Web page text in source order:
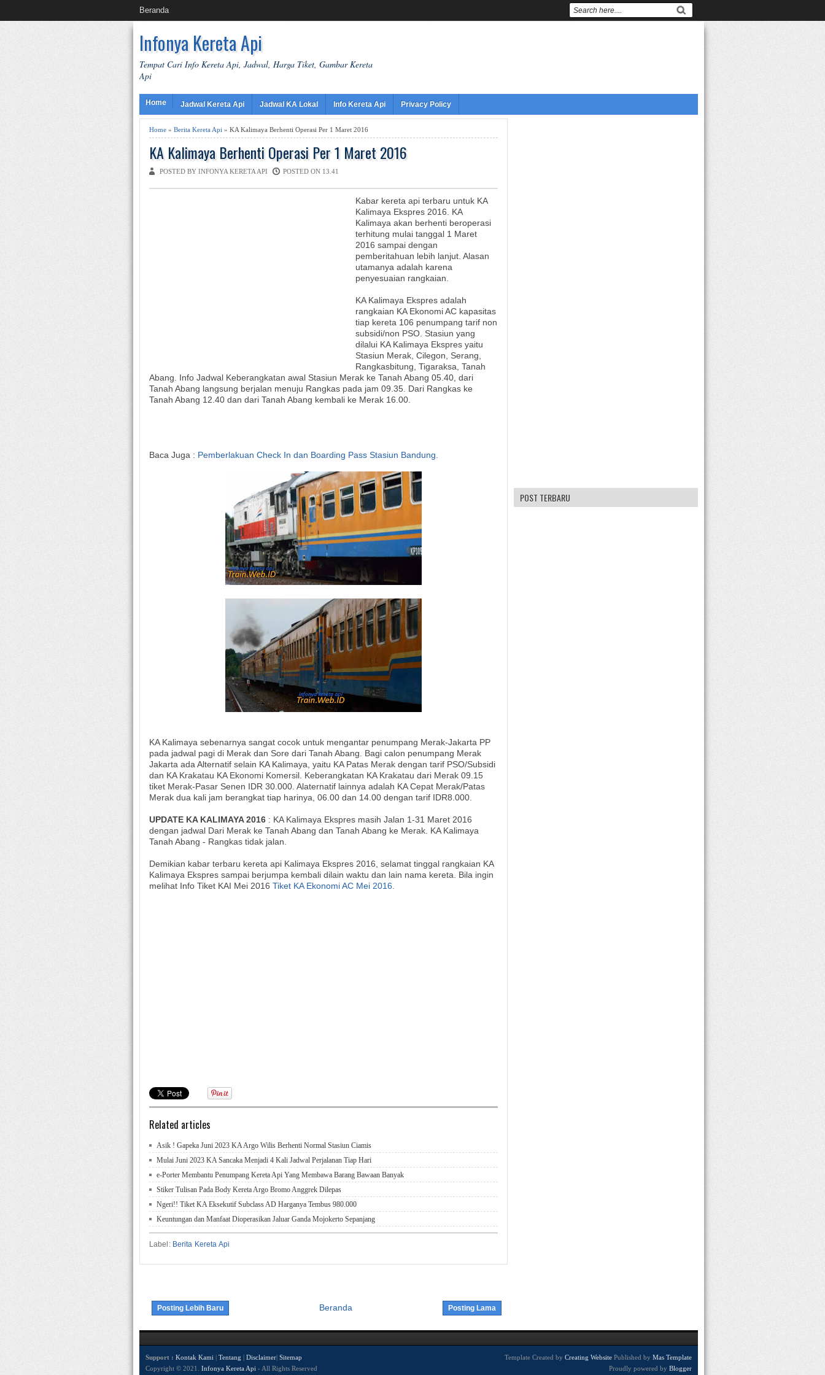
Beranda
Infonya Kereta Api
Tempat Cari Info Kereta Api, Jadwal, Harga Tiket, Gambar Kereta
Api
Home Jadwal Kereta Api Jadwal KA Lokal Info Kereta Api Privacy Policy
Home » Berita Kereta Api » KA Kalimaya Berhenti Operasi Per 1 Maret 2016
KA Kalimaya Berhenti Operasi Per 1 Maret 2016
POSTED BY INFONYA KERETA API POSTED ON 13.41
Kabar kereta api terbaru untuk KA
Kalimaya Ekspres 2016. KA
Kalimaya akan berhenti beroperasi
terhitung mulai tanggal 1 Maret
2016 sampai dengan
pemberitahuan lebih lanjut. Alasan
utamanya adalah karena
penyesuaian rangkaian.
KA Kalimaya Ekspres adalah
rangkaian KA Ekonomi AC kapasitas
tiap kereta 106 penumpang tarif non
subsidi/non PSO. Stasiun yang
dilalui KA Kalimaya Ekspres yaitu
Stasiun Merak, Cilegon, Serang,
Rangkasbitung, Tigaraksa, Tanah
Abang. Info Jadwal Keberangkatan awal Stasiun Merak ke Tanah Abang 05.40, dari
Tanah Abang langsung berjalan menuju Rangkas pada jam 09.35. Dari Rangkas ke
Tanah Abang 12.40 dan dari Tanah Abang kembali ke Merak 16.00.
Baca Juga : Pemberlakuan Check In dan Boarding Pass Stasiun Bandung.
KA Kalimaya sebenarnya sangat cocok untuk mengantar penumpang Merak-Jakarta PP
pada jadwal pagi di Merak dan Sore dari Tanah Abang. Bagi calon penumpang Merak
Jakarta ada Alternatif selain KA Kalimaya, yaitu KA Patas Merak dengan tarif PSO/Subsidi
dan KA Krakatau KA Ekonomi Komersil. Keberangkatan KA Krakatau dari Merak 09.15
tiket Merak-Pasar Senen IDR 30.000. Alaternatif lainnya adalah KA Cepat Merak/Patas
Merak dua kali jam berangkat tiap harinya, 06.00 dan 14.00 dengan tarif IDR8.000.
UPDATE KA KALIMAYA 2016 : KA Kalimaya Ekspres masih Jalan 1-31 Maret 2016
dengan jadwal Dari Merak ke Tanah Abang dan Tanah Abang ke Merak. KA Kalimaya
Tanah Abang - Rangkas tidak jalan.
Demikian kabar terbaru kereta api Kalimaya Ekspres 2016, selamat tinggal rangkaian KA
Kalimaya Ekspres sampai berjumpa kembali dilain waktu dan lain nama kereta. Bila ingin
melihat Info Tiket KAI Mei 2016 Tiket KA Ekonomi AC Mei 2016.
Related articles
Asik ! Gapeka Juni 2023 KA Argo Wilis Berhenti Normal Stasiun Ciamis
Mulai Juni 2023 KA Sancaka Menjadi 4 Kali Jadwal Perjalanan Tiap Hari
e-Porter Membantu Penumpang Kereta Api Yang Membawa Barang Bawaan Banyak
Stiker Tulisan Pada Body Kereta Argo Bromo Anggrek Dilepas
Ngeri!! Tiket KA Eksekutif Subclass AD Harganya Tembus 980.000
Keuntungan dan Manfaat Dioperasikan Jaluar Ganda Mojokerto Sepanjang
Label: Berita Kereta Api
Posting Lebih Baru Posting Lama
Beranda
POST TERBARU
Support : Kontak Kami | Tentang | Disclaimer| Sitemap
Copyright © 2021. Infonya Kereta Api - All Rights Reserved
Template Created by Creating Website Published by Mas Template
Proudly powered by Blogger